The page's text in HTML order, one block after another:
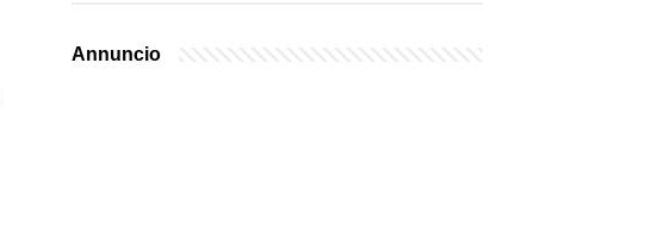
Annuncio